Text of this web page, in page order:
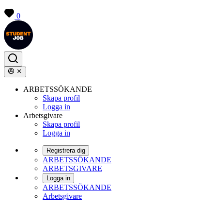
0
ARBETSSÖKANDE
Skapa profil
Logga in
Arbetsgivare
Skapa profil
Logga in
Registrera dig
ARBETSSÖKANDE
ARBETSGIVARE
Logga in
ARBETSSÖKANDE
Arbetsgivare